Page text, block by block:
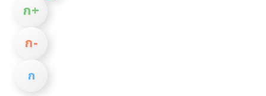
ก+
ก−
ก